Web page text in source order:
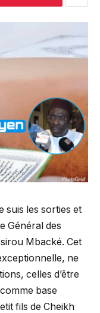
suis les sorties et
Général des
Mbacké. Cet
ne
celles d’être
base
fils de Cheikh